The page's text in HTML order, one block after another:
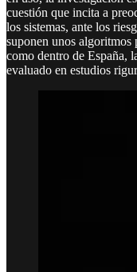
cuestión que incita a
los sistemas, ante los
suponen unos algoritmos
como dentro de España,
evaluado en estudios